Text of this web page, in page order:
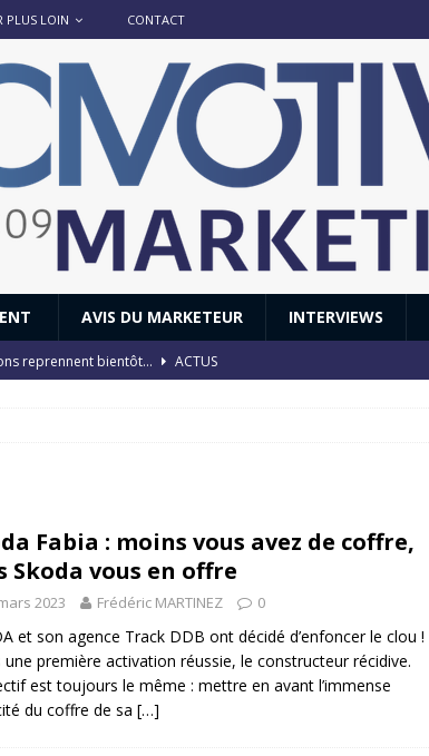
PLUS LOIN CONTACT
AVIS DU MARKETEUR INTERVIEWS
reprennent bientôt…
ACTUS
: Honda dévoile un spot publicitaire… confiné! ACTUS
Fabia : moins vous avez de coffre,
Skoda vous en offre
2023 Frédéric MARTINEZ 0
et son agence Track DDB ont décidé d’enfoncer le clou !
une première activation réussie, le constructeur récidive.
est toujours le même : mettre en avant l’immense
du coffre de sa […]